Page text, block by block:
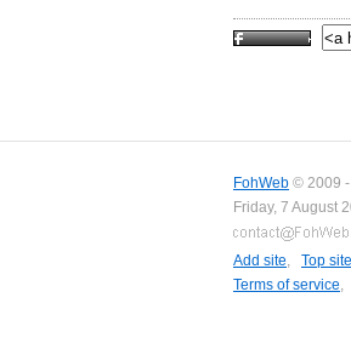
FohWeb © 2009 -
Friday, 7 August
Add site, Top
Terms of service,